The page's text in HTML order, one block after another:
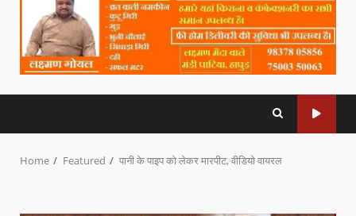
Home Featured पानी के पाइप को लेकर मारपीट, वीडियो वायरल